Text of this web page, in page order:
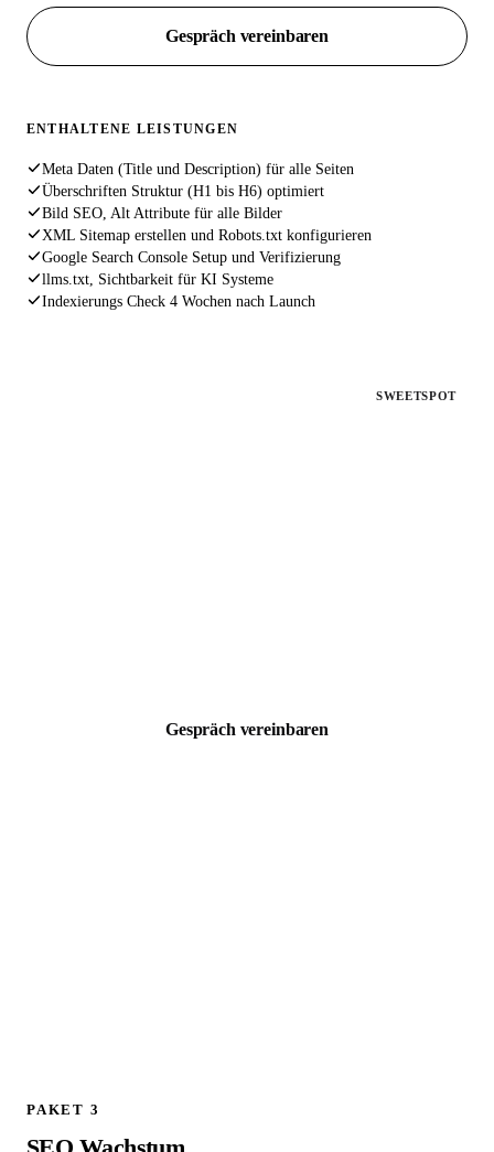
Gespräch vereinbaren
ENTHALTENE LEISTUNGEN
Meta Daten (Title und Description) für alle Seiten
Überschriften Struktur (H1 bis H6) optimiert
Bild SEO, Alt Attribute für alle Bilder
XML Sitemap erstellen und Robots.txt konfigurieren
Google Search Console Setup und Verifizierung
llms.txt, Sichtbarkeit für KI Systeme
Indexierungs Check 4 Wochen nach Launch
SWEETSPOT
Gespräch vereinbaren
PAKET 3